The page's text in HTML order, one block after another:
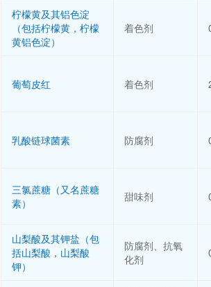
柠檬黄及其铝色淀
（包括柠檬黄，柠檬
黄铝色淀）
着色剂
葡萄皮红 着色剂
乳酸链球菌素 防腐剂
三氯蔗糖（又名蔗糖
素）
甜味剂
山梨酸及其钾盐（包
括山梨酸，山梨酸
钾）
防腐剂、抗氧
化剂